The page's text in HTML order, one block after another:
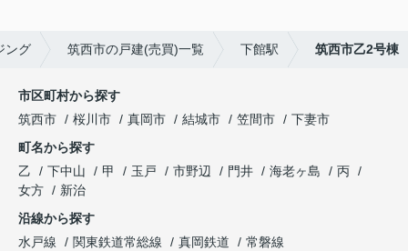
ング 筑西市の戸建(売買)一覧 下館駅 筑西市乙2号棟
市区町村から探す
筑西市
桜川市 真岡市 結城市 笠間市
下妻市
町名から探す
乙
下中山 甲 玉戸 市野辺 門井 海老ヶ島
丙
女方
新治
沿線から探す
水戸線
関東鉄道常総線 真岡鉄道
常磐線